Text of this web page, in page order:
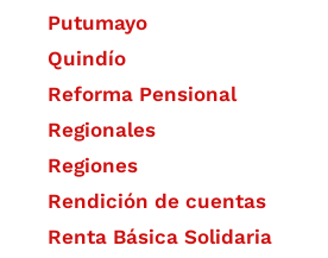
Putumayo
Quindío
Reforma Pensional
Regionales
Regiones
Rendición de cuentas
Renta Básica Solidaria